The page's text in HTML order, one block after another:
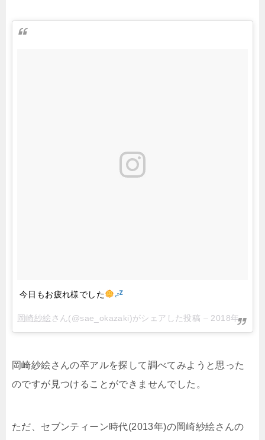
今日もお疲れ様でした
岡崎紗絵 さん(@sae_okazaki)がシェアした投稿 – 2018年 3月月22日午前5時28分PDT
岡崎紗絵さんの卒アルを探して調べてみようと思った
のですが見つけることができませんでした。
ただ、セブンティーン時代(2013年)の岡崎紗絵さんの